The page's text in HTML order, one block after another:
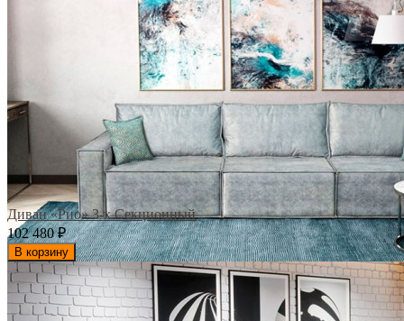
Диван «Рио» 3-х Секционный
102 480₽
В корзину